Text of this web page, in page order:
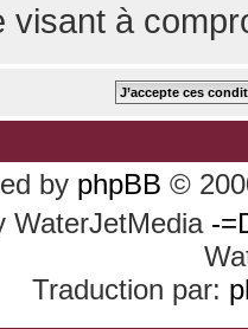
visant à
by phpBB ©
WaterJetMedia -
Traduction par: